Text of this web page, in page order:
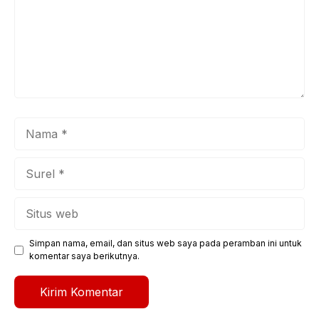
Simpan nama, email, dan situs web saya pada peramban ini untuk
komentar saya berikutnya.